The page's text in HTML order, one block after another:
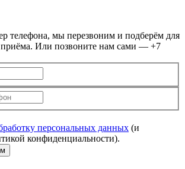
телефона, мы перезвоним и подберём для
приёма. Или позвоните нам сами — +7
персональных данных (и
конфиденциальности).